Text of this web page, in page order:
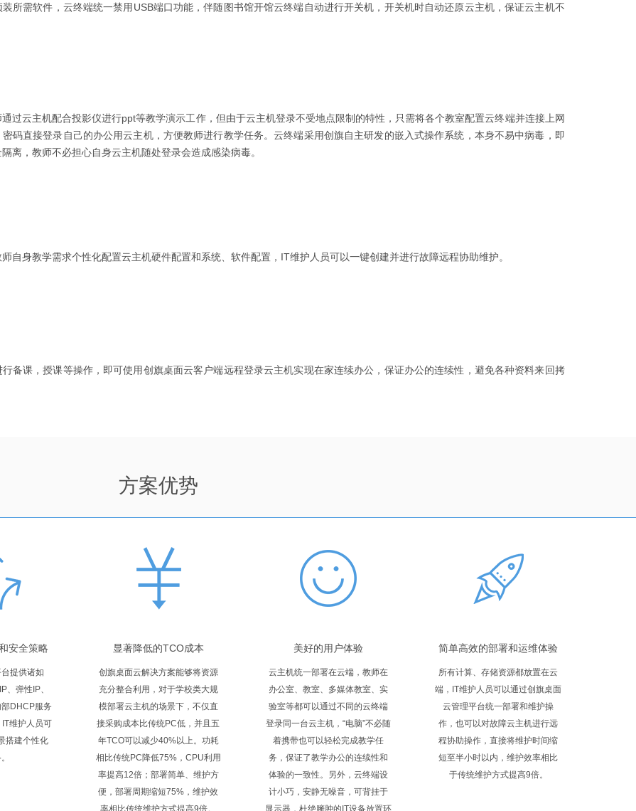
所需软件，云终端统一禁用USB端口功能，伴随图书馆开馆云终端自动进行开关机，开关机时自动还原云主机，保证云主机不
过云主机配合投影仪进行ppt等教学演示工作，但由于云主机登录不受地点限制的特性，只需将各个教室配置云终端并连接上网
码直接登录自己的办公用云主机，方便教师进行教学任务。云终端采用创旗自主研发的嵌入式操作系统，本身不易中病毒，即
离，教师不必担心自身云主机随处登录会造成感染病毒。
自身教学需求个性化配置云主机硬件配置和系统、软件配置，IT维护人员可以一键创建并进行故障远程协助维护。
备课，授课等操作，即可使用创旗桌面云客户端远程登录云主机实现在家连续办公，保证办公的连续性，避免各种资料来回拷
方案优势
安全策略
提供诸如
、弹性IP、
DHCP服务
维护人员可
搭建个性化
显著降低的TCO成本
创旗桌面云解决方案能够将资源
充分整合利用，对于学校类大规
模部署云主机的场景下，不仅直
接采购成本比传统PC低，并且五
年TCO可以减少40%以上。功耗
相比传统PC降低75%，CPU利用
率提高12倍；部署简单、维护方
便，部署周期缩短75%，维护效
率相比传统维护方式提高9倍。
美好的用户体验
云主机统一部署在云端，教师在
办公室、教室、多媒体教室、实
验室等都可以通过不同的云终端
登录同一台云主机，“电脑”不必随
着携带也可以轻松完成教学任
务，保证了教学办公的连续性和
体验的一致性。另外，云终端设
计小巧，安静无噪音，可背挂于
显示器，杜绝臃肿的IT设备放置环
简单高效的部署和运维体验
所有计算、存储资源都放置在云
端，IT维护人员可以通过创旗桌面
云管理平台统一部署和维护操
作，也可以对故障云主机进行远
程协助操作，直接将维护时间缩
短至半小时以内，维护效率相比
于传统维护方式提高9倍。